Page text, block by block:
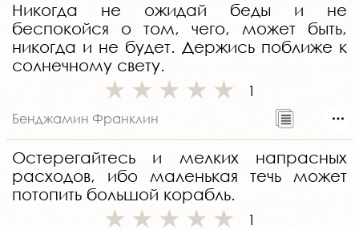
Никогда не ожидай беды и не
беспокойся о том, чего, может быть,
никогда и не будет. Держись поближе к
солнечному свету.
1
Бенджамин Франклин
Остерегайтесь и мелких напрасных
расходов, ибо маленькая течь может
потопить большой корабль.
1